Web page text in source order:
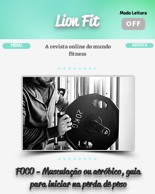
Lion Fit Modo Leitura
OFF
MENU
A revista online do mundo
fitness
REVISTA
FOCO - Musculação ou aeróbico, guia
para iniciar na perda de peso